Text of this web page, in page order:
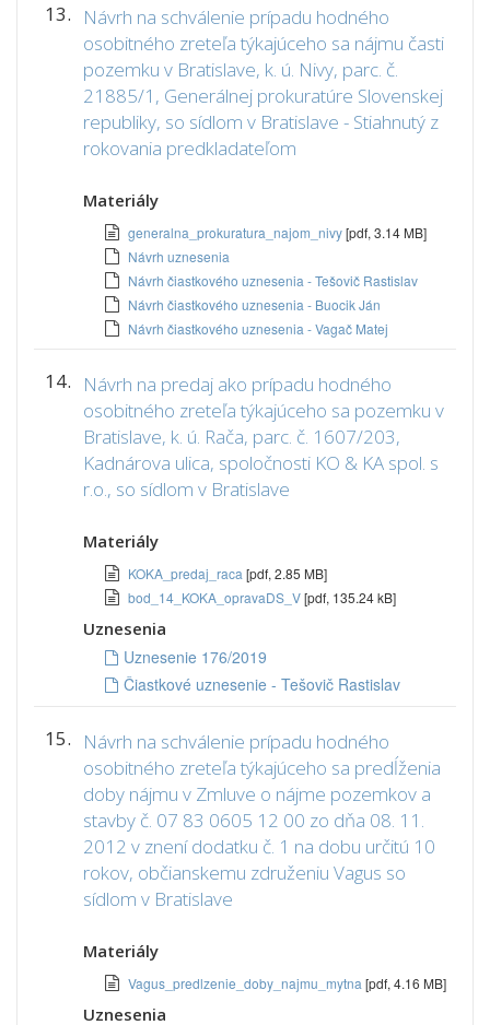
13.
Návrh na schválenie prípadu hodného
osobitného zreteľa týkajúceho sa nájmu časti
pozemku v Bratislave, k. ú. Nivy, parc. č.
21885/1, Generálnej prokuratúre Slovenskej
republiky, so sídlom v Bratislave - Stiahnutý z
rokovania predkladateľom
Materiály
generalna_prokuratura_najom_nivy[pdf, 3.14 MB]
Návrh uznesenia
Návrh čiastkového uznesenia - Tešovič Rastislav
Návrh čiastkového uznesenia - Buocik Ján
Návrh čiastkového uznesenia - Vagač Matej
14.
Návrh na predaj ako prípadu hodného
osobitného zreteľa týkajúceho sa pozemku v
Bratislave, k. ú. Rača, parc. č. 1607/203,
Kadnárova ulica, spoločnosti KO & KA spol. s
r.o., so sídlom v Bratislave
Materiály
KOKA_predaj_raca [pdf, 2.85 MB]
bod_14_KOKA_opravaDS_V[pdf, 135.24 kB]
Uznesenia
Uznesenie 176/2019
Čiastkové uznesenie - Tešovič Rastislav
15.
Návrh na schválenie prípadu hodného
osobitného zreteľa týkajúceho sa predĺženia
doby nájmu v Zmluve o nájme pozemkov a
stavby č. 07 83 0605 12 00 zo dňa 08. 11.
2012 v znení dodatku č. 1 na dobu určitú 10
rokov, občianskemu združeniu Vagus so
sídlom v Bratislave
Materiály
Vagus_predlzenie_doby_najmu_mytna [pdf, 4.16 MB]
Uznesenia